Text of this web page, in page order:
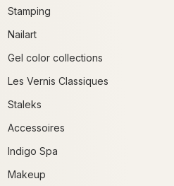
Stamping
Nailart
Gel color collections
Les Vernis Classiques
Staleks
Accessoires
Indigo Spa
Makeup